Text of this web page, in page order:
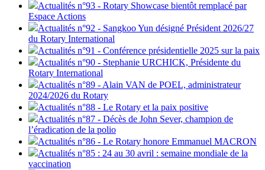
Actualités n°93 - Rotary Showcase bientôt remplacé par
Espace Actions
Actualités n°92 - Sangkoo Yun désigné Président 2026/27
du Rotary International
Actualités n°91 - Conférence présidentielle 2025 sur la paix
Actualités n°90 - Stephanie URCHICK, Présidente du
Rotary International
Actualités n°89 - Alain VAN de POEL, administrateur
2024/2026 du Rotary
Actualités n°88 - Le Rotary et la paix positive
Actualités n°87 - Décès de John Sever, champion de
l’éradication de la polio
Actualités n°86 - Le Rotary honore Emmanuel MACRON
Actualités n°85 : 24 au 30 avril : semaine mondiale de la
vaccination